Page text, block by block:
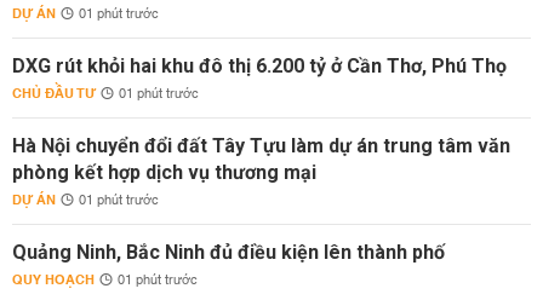
DỰ ÁN 01 phút trước
DXG rút khỏi hai khu đô thị 6.200 tỷ ở Cần Thơ, Phú Thọ
CHỦ ĐẦU TƯ 01 phút trước
Hà Nội chuyển đổi đất Tây Tựu làm dự án trung tâm văn
phòng kết hợp dịch vụ thương mại
DỰ ÁN 01 phút trước
Quảng Ninh, Bắc Ninh đủ điều kiện lên thành phố
QUY HOẠCH 01 phút trước